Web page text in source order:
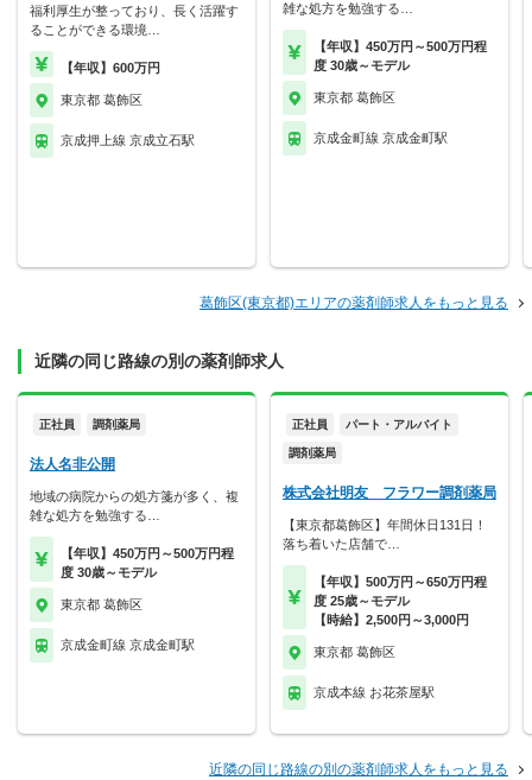
福利厚生が整っており、長く活躍す
ることができる環境…
【年収】600万円
東京都 葛飾区
京成押上線 京成立石駅
雑な処方を勉強する…
【年収】450万円～500万円程
度 30歳～モデル
東京都 葛飾区
京成金町線 京成金町駅
葛飾区(東京都)エリアの薬剤師求人をもっと見る
近隣の同じ路線の別の薬剤師求人
正社員 調剤薬局
法人名非公開
地域の病院からの処方箋が多く、複
雑な処方を勉強する…
【年収】450万円～500万円程
度 30歳～モデル
東京都 葛飾区
京成金町線 京成金町駅
正社員 パート・アルバイト
調剤薬局
株式会社明友 フラワー調剤薬局
【東京都葛飾区】年間休日131日！
落ち着いた店舗で…
【年収】500万円～650万円程
度 25歳～モデル
【時給】2,500円～3,000円
東京都 葛飾区
京成本線 お花茶屋駅
近隣の同じ路線の別の薬剤師求人をもっと見る